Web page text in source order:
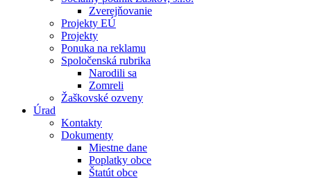
Zverejňovanie
Projekty EÚ
Projekty
Ponuka na reklamu
Spoločenská rubrika
Narodili sa
Zomreli
Žaškovské ozveny
Úrad
Kontakty
Dokumenty
Miestne dane
Poplatky obce
Štatút obce